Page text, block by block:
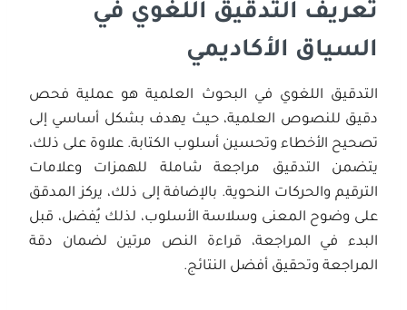
تعريف التدقيق اللغوي في
السياق الأكاديمي
التدقيق اللغوي في البحوث العلمية هو عملية فحص
دقيق للنصوص العلمية، حيث يهدف بشكل أساسي إلى
تصحيح الأخطاء وتحسين أسلوب الكتابة. علاوة على ذلك،
يتضمن التدقيق مراجعة شاملة للهمزات وعلامات
الترقيم والحركات النحوية. بالإضافة إلى ذلك، يركز المدقق
على وضوح المعنى وسلاسة الأسلوب، لذلك يُفضل، قبل
البدء في المراجعة، قراءة النص مرتين لضمان دقة
المراجعة وتحقيق أفضل النتائج.